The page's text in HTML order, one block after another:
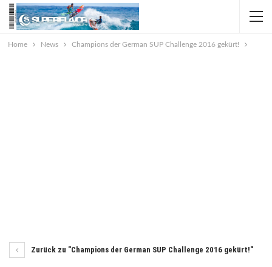
Home News Champions der German SUP Challenge 2016 gekürt!
Zurück zu "Champions der German SUP Challenge 2016 gekürt!"